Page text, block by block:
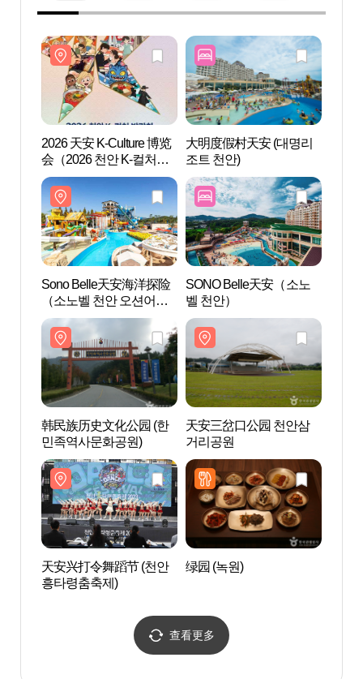
2026 天安 K-Culture 博览
会（2026 천안 K-컬처박
람회）
大明度假村天安 (대명리
조트 천안)
Sono Belle天安海洋探险
（소노벨 천안 오션어드
벤처）
SONO Belle天安（소노
벨 천안）
韩民族历史文化公园 (한
민족역사문화공원)
天安三岔口公园 천안삼
거리공원
天安兴打令舞蹈节 (천안
흥타령춤축제)
绿园 (녹원)
查看更多